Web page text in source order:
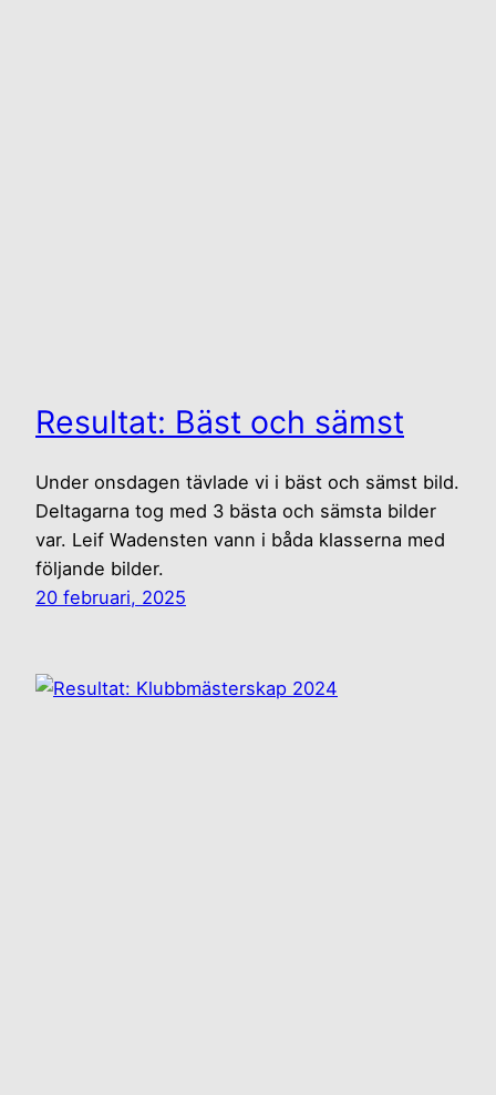
Resultat: Bäst och sämst
Under onsdagen tävlade vi i bäst och sämst bild.
Deltagarna tog med 3 bästa och sämsta bilder
var. Leif Wadensten vann i båda klasserna med
följande bilder.
20 februari, 2025